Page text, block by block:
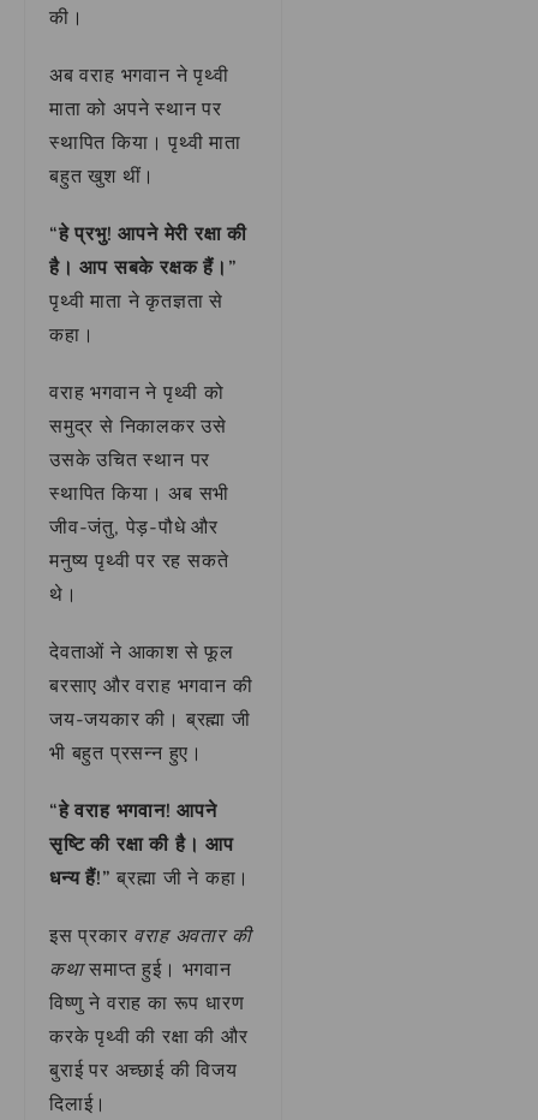
की।
अब वराह भगवान ने पृथ्वी
माता को अपने स्थान पर
स्थापित किया। पृथ्वी माता
बहुत खुश थीं।
“हे प्रभु! आपने मेरी रक्षा की
है। आप सबके रक्षक हैं।”
पृथ्वी माता ने कृतज्ञता से
कहा।
वराह भगवान ने पृथ्वी को
समुद्र से निकालकर उसे
उसके उचित स्थान पर
स्थापित किया। अब सभी
जीव-जंतु, पेड़-पौधे और
मनुष्य पृथ्वी पर रह सकते
थे।
देवताओं ने आकाश से फूल
बरसाए और वराह भगवान की
जय-जयकार की। ब्रह्मा जी
भी बहुत प्रसन्न हुए।
“हे वराह भगवान! आपने
सृष्टि की रक्षा की है। आप
धन्य हैं!” ब्रह्मा जी ने कहा।
इस प्रकार वराह अवतार की
कथासमाप्त हुई। भगवान
विष्णु ने वराह का रूप धारण
करके पृथ्वी की रक्षा की और
बुराई पर अच्छाई की विजय
दिलाई।